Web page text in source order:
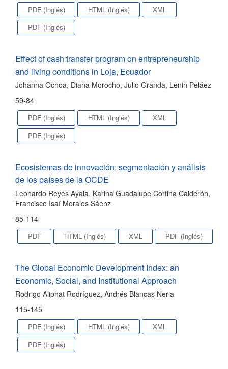
PDF (Inglés) HTML (Inglés)
XML
PDF (Inglés)
Effect of cash transfer program on entrepreneurship
and living conditions in Loja, Ecuador
Johanna Ochoa, Diana Morocho, Julio Granda, Lenin Peláez
59-84
PDF (Inglés) HTML (Inglés)
XML
PDF (Inglés)
Ecosistemas de innovación: segmentación y análisis
de los países de la OCDE
Leonardo Reyes Ayala, Karina Guadalupe Cortina Calderón,
Francisco Isaí Morales Sáenz
85-114
PDF HTML (Inglés) XML PDF (Inglés)
The Global Economic Development Index: an
Economic, Social, and Institutional Approach
Rodrigo Aliphat Rodríguez, Andrés Blancas Neria
115-145
PDF (Inglés) HTML (Inglés)
XML
PDF (Inglés)